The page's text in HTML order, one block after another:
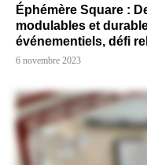
Éphémère Square :
modulables et
événementiels, défi
6 novembre 2023